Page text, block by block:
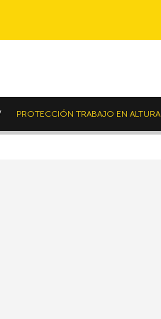
PROTECCIÓN TRABAJO EN ALTURA